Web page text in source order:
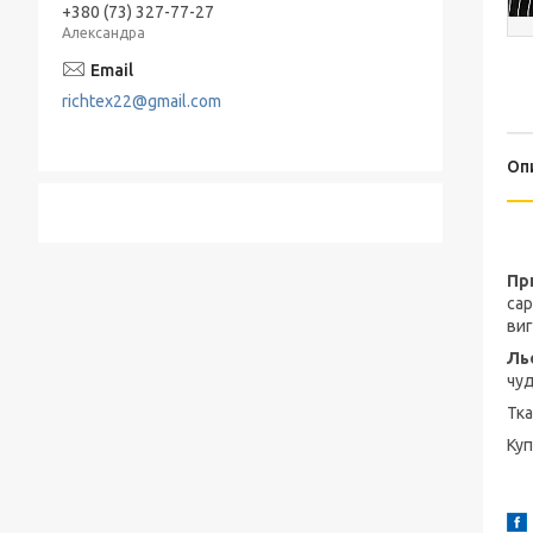
+380 (73) 327-77-27
Александра
richtex22@gmail.com